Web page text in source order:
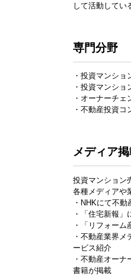
して活動してい
専門分野
・投資マンショ
・投資マンショ
・オーナーチェ
・不動産投資コ
メディア
投資マンション
各種メディアや
・NHKにて不
・「住宅新報
・「リフォー
・不動産業界
ービス紹介
・不動産オー
書籍が掲載